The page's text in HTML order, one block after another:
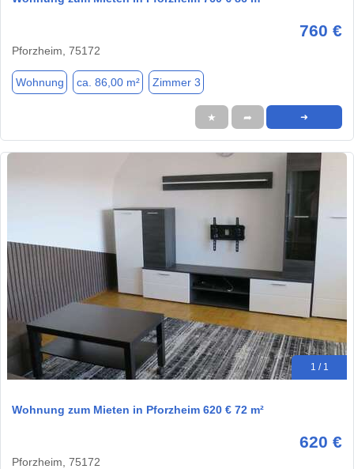
760 €
Pforzheim, 75172
Wohnung ca. 86,00 m² Zimmer 3
★ ➦ ➜
1 / 1
Wohnung zum Mieten in Pforzheim 620 € 72 m²
620 €
Pforzheim, 75172